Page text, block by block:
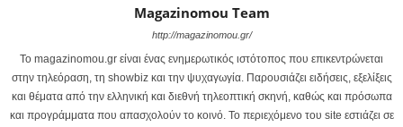
Magazinomou Team
http://magazinomou.gr/
Το magazinomou.gr είναι ένας ενημερωτικός ιστότοπος που επικεντρώνεται
στην τηλεόραση, τη showbiz και την ψυχαγωγία. Παρουσιάζει ειδήσεις, εξελίξεις
και θέματα από την ελληνική και διεθνή τηλεοπτική σκηνή, καθώς και πρόσωπα
και προγράμματα που απασχολούν το κοινό. Το περιεχόμενο του site εστιάζει σε